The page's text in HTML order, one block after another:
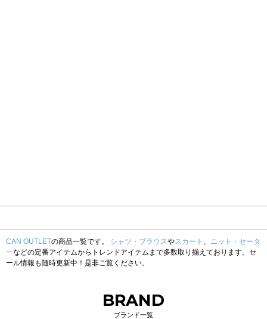
CAN OUTLETの商品一覧です。 シャツ・ブラウスやスカート 、 ニット・セータ
ーなどの定番アイテムからトレンドアイテムまで多数取り揃えております。セ
ール情報も随時更新中！是非ご覧ください。
BRAND
ブランド一覧